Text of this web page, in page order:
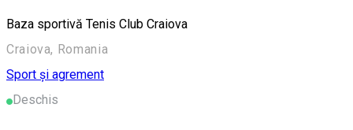
Baza sportivă Tenis Club Craiova
Craiova, Romania
Sport și agrement
Deschis